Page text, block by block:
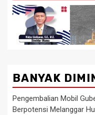
BANYAK
Pengembalian Mobil
Berpotensi Melanggar